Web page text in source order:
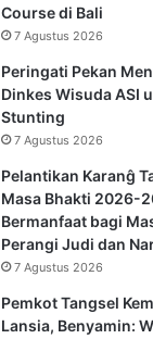
Course di Bali
7 Agustus 2026
Peringati Pekan
Dinkes Wisuda ASI
Stunting
7 Agustus 2026
Pelantikan Karanĝ
Masa Bhakti 2026-
Bermanfaat bagi
Perangi Judi dan
7 Agustus 2026
Pemkot Tangsel
Lansia, Benyamin: